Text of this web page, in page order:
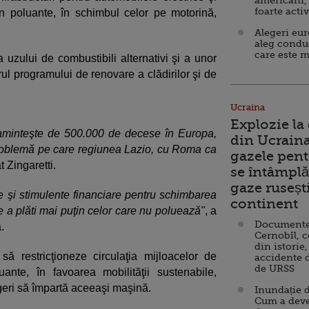
poluante, în schimbul celor pe motorină,
uzului de combustibili alternativi şi a unor
programului de renovare a clădirilor şi de
de 500.000 de decese în Europa,
pe care regiunea Lazio, cu Roma ca
Zingaretti.
stimulente financiare pentru schimbarea
a plăti mai puţin celor care nu poluează", a
restricţioneze circulaţia mijloacelor de
în favoarea mobilităţii sustenabile,
să împartă aceeaşi maşină.
foarte
Alegeri
aleg
care este
Ucraina
Explozie
din
gazele
se
gaze
continent
Cernobîl,
din istorie,
accidente
de URSS
Inundație
Cum a